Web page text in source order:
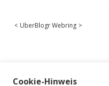
< UberBlogr Webring >
Cookie-Hinweis